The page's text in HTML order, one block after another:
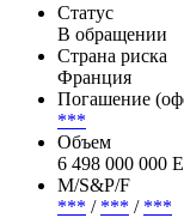
Статус
В обращении
Страна риска
Франция
Погашение
***
Объем
6 498 000 000
М/S&P/F
*** / *** / ***